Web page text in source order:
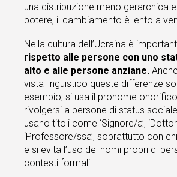
una distribuzione meno gerarchica
potere, il cambiamento è lento a
Nella cultura dell’Ucraina è
rispetto alle persone con uno
alto e alle persone anziane.
vista linguistico queste differenze
esempio, si usa il pronome onorifico
rivolgersi a persone di status
usano titoli come ‘Signore/a’,
‘Professore/ssa’, soprattutto con
e si evita l’uso dei nomi propri di
contesti formali.